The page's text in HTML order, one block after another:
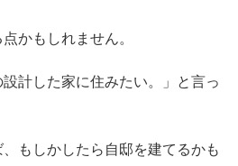
かもしれません。
計した家に住みたい。」と言っ
もしかしたら自邸を建てるかも